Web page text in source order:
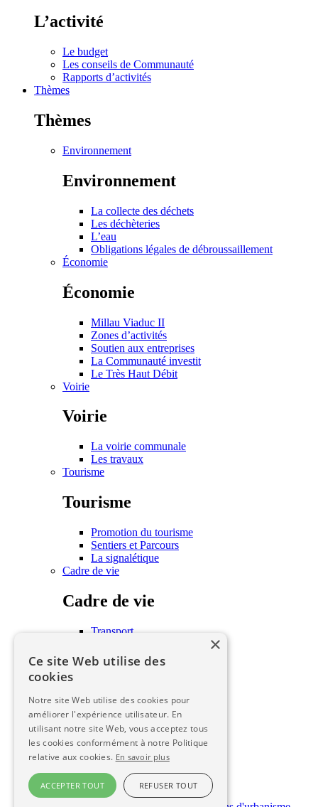
L’activité
Le budget
Les conseils de Communauté
Rapports d’activités
Thèmes
Thèmes
Environnement
Environnement
La collecte des déchets
Les déchèteries
L’eau
Obligations légales de débroussaillement
Économie
Économie
Millau Viaduc II
Zones d’activités
Soutien aux entreprises
La Communauté investit
Le Très Haut Débit
Voirie
Voirie
La voirie communale
Les travaux
Tourisme
Tourisme
Promotion du tourisme
Sentiers et Parcours
La signalétique
Cadre de vie
Cadre de vie
Transport
Associations
Écoles
Urbanisme
Urbanisme
PLUI
ZAD
Règlementation
×
Ce site Web utilise des
cookies
Notre site Web utilise des cookies pour
améliorer l'expérience utilisateur. En
utilisant notre site Web, vous acceptez tous
les cookies conformément à notre Politique
relative aux cookies. En savoir plus
ACCEPTER TOUT REFUSER TOUT